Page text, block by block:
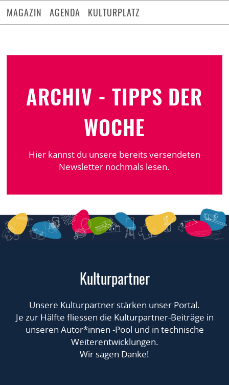
MAGAZIN AGENDA KULTURPLATZ
ARCHIV - TIPPS DER
WOCHE
Hier kannst du unsere bereits versendeten
Newsletter nochmals lesen.
Kulturpartner
Unsere Kulturpartner stärken unser Portal.
Je zur Hälfte fliessen die Kulturpartner-Beiträge in
unseren Autor*innen -Pool und in technische
Weiterentwicklungen.
Wir sagen Danke!